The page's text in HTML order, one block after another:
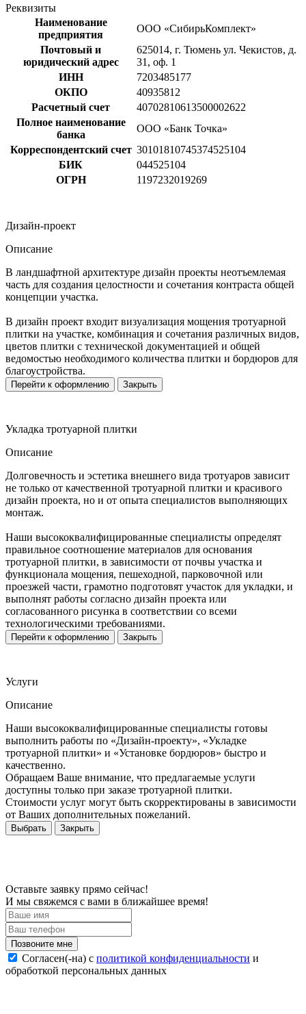
Реквизиты
Наименование
предприятия
ООО «СибирьКомплект»
Почтовый и
юридический адрес
625014, г. Тюмень ул. Чекистов, д.
31, оф. 1
ИНН
7203485177
ОКПО
40935812
Расчетный счет
40702810613500002622
Полное наименование
банка
ООО «Банк Точка»
Корреспондентский счет 30101810745374525104
БИК
044525104
ОГРН
1197232019269
Дизайн-проект
Описание
В ландшафтной архитектуре дизайн проекты неотъемлемая
часть для создания целостности и сочетания контраста общей
концепции участка.
В дизайн проект входит визуализация мощения тротуарной
плитки на участке, комбинация и сочетания различных видов,
цветов плитки с технической документацией и общей
ведомостью необходимого количества плитки и бордюров для
благоустройства.
Перейти к оформлению Закрыть
Укладка тротуарной плитки
Описание
Долговечность и эстетика внешнего вида тротуаров зависит
не только от качественной тротуарной плитки и красивого
дизайн проекта, но и от опыта специалистов выполняющих
монтаж.
Наши высококвалифицированные специалисты определят
правильное соотношение материалов для основания
тротуарной плитки, в зависимости от почвы участка и
функционала мощения, пешеходной, парковочной или
проезжей части, грамотно подготовят участок для укладки, и
выполнят работы согласно дизайн проекта или
согласованного рисунка в соответствии со всеми
технологическими требованиями.
Перейти к оформлению Закрыть
Услуги
Описание
Наши высококвалифицированные специалисты готовы
выполнить работы по «Дизайн-проекту», «Укладке
тротуарной плитки» и «Установке бордюров» быстро и
качественно.
Обращаем Ваше внимание, что предлагаемые услуги
доступны только при заказе тротуарной плитки.
Стоимости услуг могут быть скорректированы в зависимости
от Ваших дополнительных пожеланий.
Выбрать Закрыть
Оставьте заявку прямо сейчас!
И мы свяжемся с вами в ближайшее время!
Согласен(-на) c политикой конфиденциальности и
обработкой персональных данных